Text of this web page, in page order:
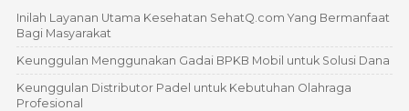
Inilah Layanan Utama Kesehatan SehatQ.com Yang Bermanfaat
Bagi Masyarakat
Keunggulan Menggunakan Gadai BPKB Mobil untuk Solusi Dana
Keunggulan Distributor Padel untuk Kebutuhan Olahraga
Profesional